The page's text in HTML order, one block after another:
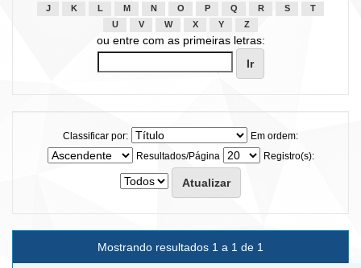
J
K L M N O P Q R S
T
U
V W X Y Z
ou entre com as primeiras letras:
Classificar por:
Em ordem:
Resultados/Página
Registro(s):
Mostrando resultados 1 a 1 de 1